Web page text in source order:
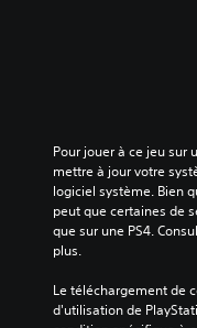
Pour jouer à ce jeu sur
mettre à jour votre
logiciel système. Bien
peut que certaines de
que sur une PS4.
plus.
Le téléchargement de
d'utilisation de